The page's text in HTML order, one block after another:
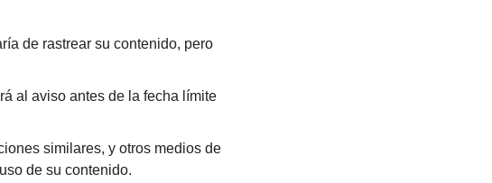
de rastrear su contenido, pero
al aviso antes de la fecha límite
similares, y otros medios de
de su contenido.